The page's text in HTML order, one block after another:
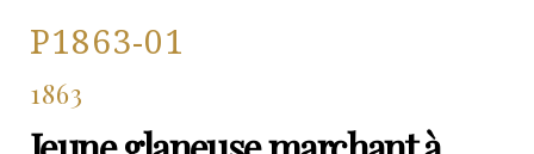
P1863-01
1863